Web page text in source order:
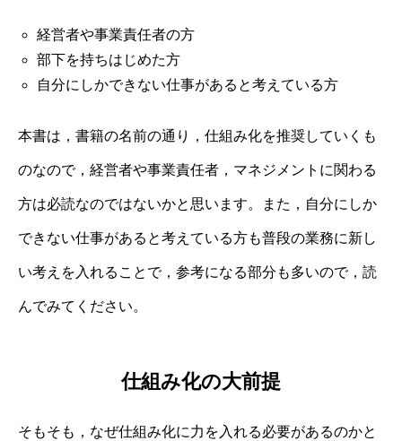
経営者や事業責任者の方
部下を持ちはじめた方
自分にしかできない仕事があると考えている方
本書は，書籍の名前の通り，仕組み化を推奨していくも
のなので，経営者や事業責任者，マネジメントに関わる
方は必読なのではないかと思います。また，自分にしか
できない仕事があると考えている方も普段の業務に新し
い考えを入れることで，参考になる部分も多いので，読
んでみてください。
仕組み化の大前提
そもそも，なぜ仕組み化に力を入れる必要があるのかと